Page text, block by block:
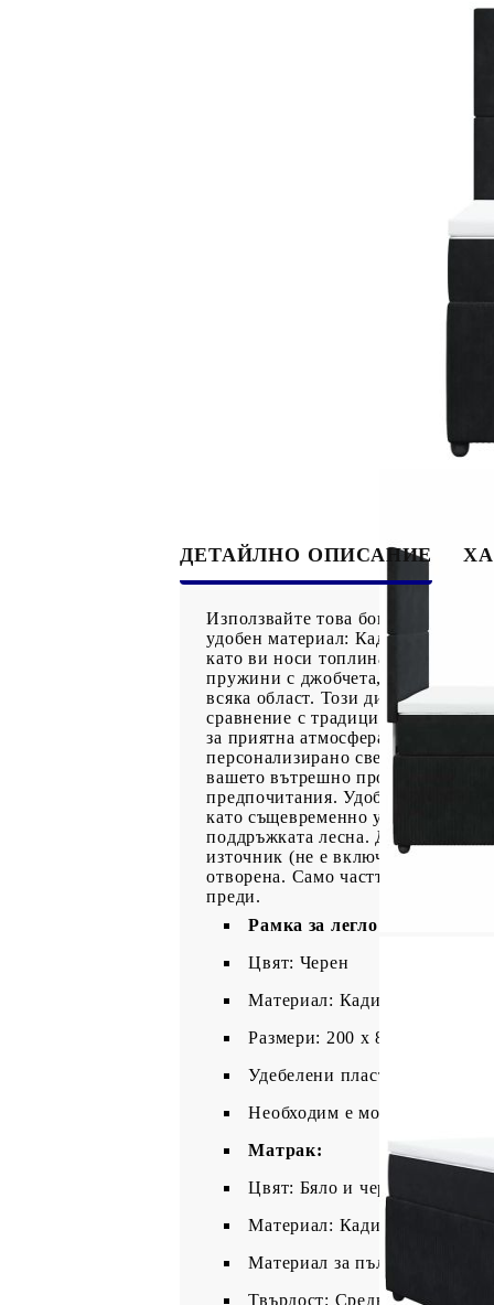
ДЕТАЙЛНО ОПИСАНИЕ
Използвайте това боксспринг
удобен материал: Кадифената
като ви носи топлина и
пружини с джобчета, които
всяка област. Този дизайн
сравнение с традиционните
за приятна атмосфера: Това легло
персонализирано светлинно шоу.
вашето вътрешно пространство.
предпочитания. Удобен горен
като същевременно удължава
поддръжката лесна. Добре е да
източник (не е включен). От
отворена. Само частта със
преди.
Рамка за легло с табла:
Цвят: Черен
Материал: Кадифе (100%
Размери: 200 x 80 x 140,5/
Удебелени пластмасови
Необходим е монтаж
Матрак:
Цвят: Бяло и черно
Материал: Кадифе (100%
Материал за пълнеж: Покет
Твърдост: Средна